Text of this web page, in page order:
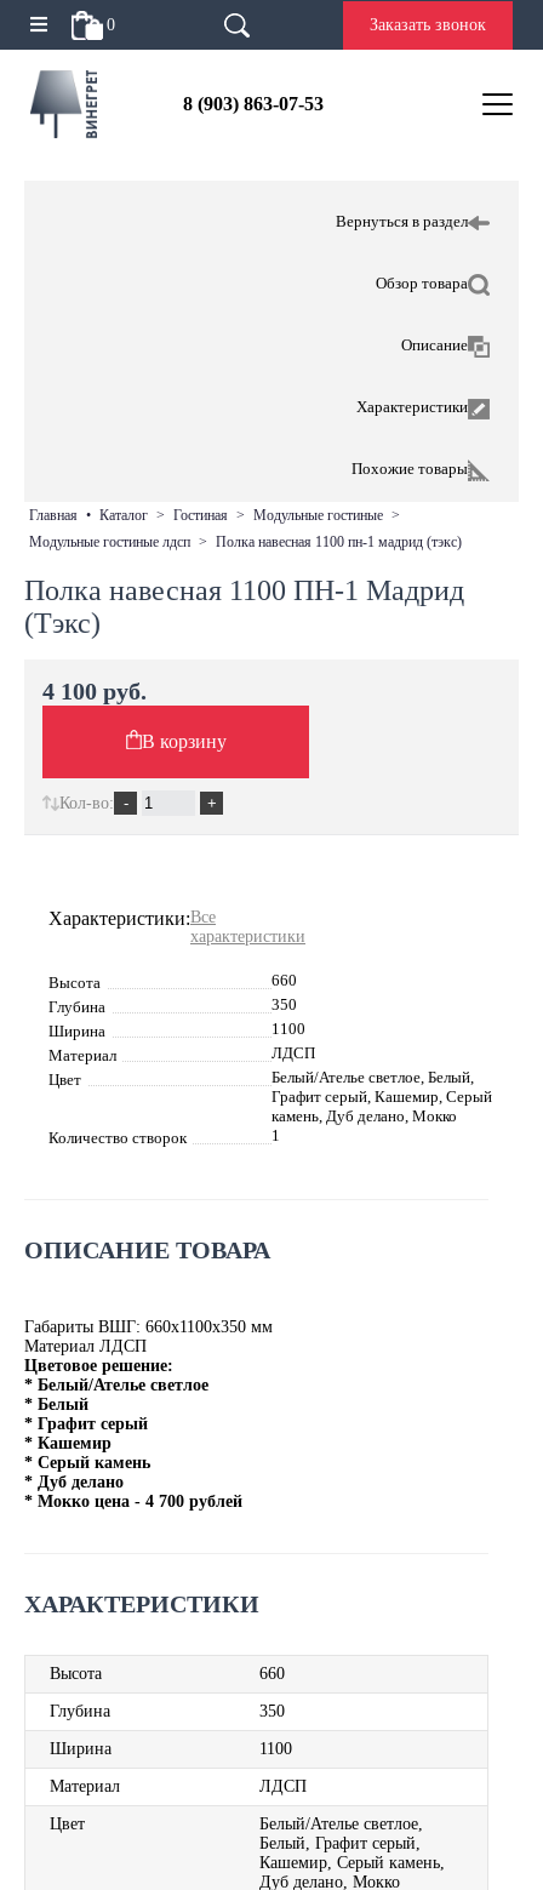
0 Заказать звонок
8 (903) 863-07-53
Вернуться в раздел
Обзор товара
Описание
Характеристики
Похожие товары
главная • каталог > гостиная > модульные гостиные >
модульные гостиные лдсп > полка навесная 1100 пн-1 мадрид (тэкс)
Полка навесная 1100 ПН-1 Мадрид
(Тэкс)
Характеристики:Все
характеристики
Высота
660
Глубина
350
Ширина
1100
Материал
ЛДСП
Цвет
Белый/Ателье светлое, Белый,
Графит серый, Кашемир, Серый
камень, Дуб делано, Мокко
Количество створок
1
ОПИСАНИЕ ТОВАРА
Габариты ВШГ: 660х1100х350 мм
Материал ЛДСП
Цветовое решение:
* Белый/Ателье светлое
* Белый
* Графит серый
* Кашемир
* Серый камень
* Дуб делано
* Мокко цена - 4 700 рублей
ХАРАКТЕРИСТИКИ
Высота 660
Глубина 350
Ширина 1100
Материал ЛДСП
Цвет
Белый/Ателье светлое,
Белый, Графит серый,
Кашемир, Серый камень,
Дуб делано, Мокко
4 100 руб.
В корзину
Кол-во: